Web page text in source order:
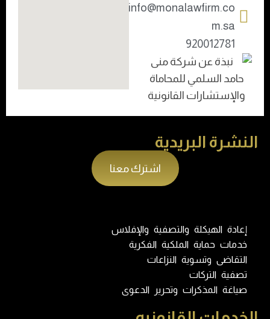
info@monalawfirm.co
m.sa
920012781
النشرة البريدية
اشترك معنا
إعادة الهيكلة والتصفية والإفلاس
خدمات حماية الملكية الفكرية
التقاضى وتسوية النزاعات
تصفية التركات
صياغة المذكرات وتحرير الدعوى